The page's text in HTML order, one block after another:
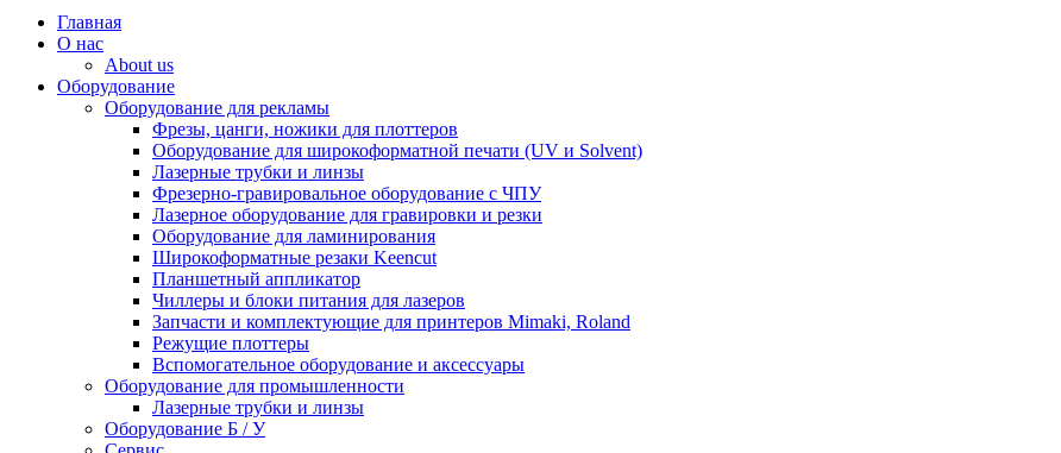
Главная
О нас
About us
Оборудование
Оборудование для рекламы
Фрезы, цанги, ножики для плоттеров
Оборудование для широкоформатной печати (UV и Solvent)
Лазерные трубки и линзы
Фрезерно-гравировальное оборудование с ЧПУ
Лазерное оборудование для гравировки и резки
Оборудование для ламинирования
Широкоформатные резаки Keencut
Планшетный аппликатор
Чиллеры и блоки питания для лазеров
Запчасти и комплектующие для принтеров Mimaki, Roland
Режущие плоттеры
Вспомогательное оборудование и аксессуары
Оборудование для промышленности
Лазерные трубки и линзы
Оборудование Б / У